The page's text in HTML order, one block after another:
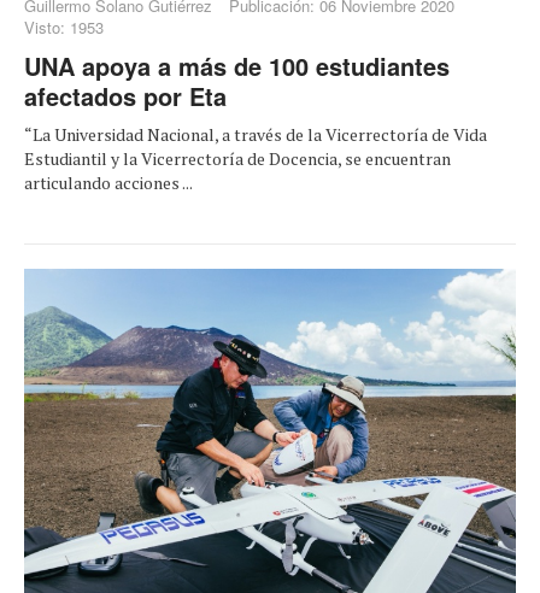
Guillermo Solano Gutiérrez
Publicación: 06 Noviembre 2020
Visto: 1953
UNA apoya a más de 100 estudiantes
afectados por Eta
“La Universidad Nacional, a través de la Vicerrectoría de Vida
Estudiantil y la Vicerrectoría de Docencia, se encuentran
articulando acciones ...